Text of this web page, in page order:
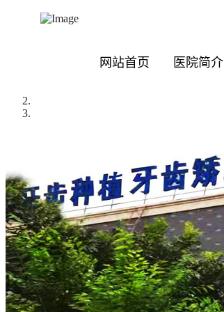
网站首页 医院简介